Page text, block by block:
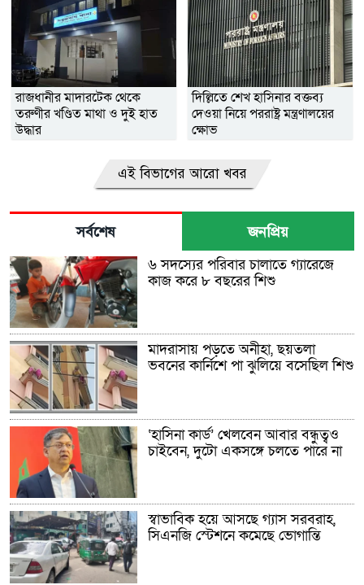
রাজধানীর মাদারটেক থেকে
তরুণীর খণ্ডিত মাথা ও দুই হাত
উদ্ধার
দিল্লিতে শেখ হাসিনার বক্তব্য
দেওয়া নিয়ে পররাষ্ট্র মন্ত্রণালয়ের
ক্ষোভ
এই বিভাগের আরো খবর
সর্বশেষ জনপ্রিয়
৬ সদস্যের পরিবার চালাতে গ্যারেজে
কাজ করে ৮ বছরের শিশু
মাদরাসায় পড়তে অনীহা, ছয়তলা
ভবনের কার্নিশে পা ঝুলিয়ে বসেছিল শিশু
‘হাসিনা কার্ড’ খেলবেন আবার বন্ধুত্বও
চাইবেন, দুটো একসঙ্গে চলতে পারে না
স্বাভাবিক হয়ে আসছে গ্যাস সরবরাহ,
সিএনজি স্টেশনে কমেছে ভোগান্তি